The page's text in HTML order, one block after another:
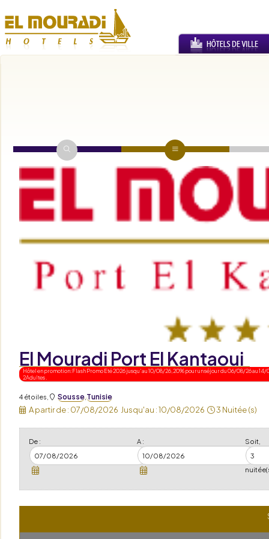
El Mouradi Port El Kantaoui
Hôtel en promotion: Flash Promo Eté 2026 jusqu'au 10/08/26, 20% pour un séjour du 06/08/26 au
2Adultes .
4 étoiles Sousse Tunisie
A partir de : 07/08/2026 Jusqu'au :10/08/2026 3 Nuitée (s)
De : A : Soit,